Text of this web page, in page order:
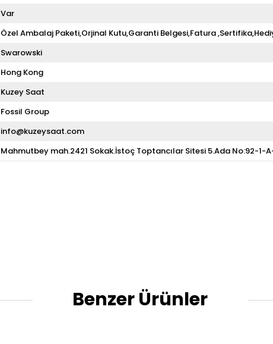
Var
Özel Ambalaj Paketi,Orjinal Kutu,Garanti Belgesi,Fatura
Swarowski
Hong Kong
Kuzey Saat
Fossil Group
info@kuzeysaat.com
Mahmutbey mah.2421 Sokak.İstoç Toptancılar Sitesi 5.Ada No:92-1-
Benzer Ürünler